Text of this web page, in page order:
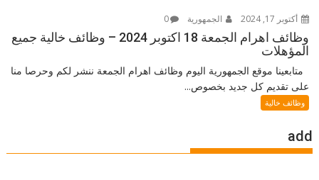
أكتوبر 17, 2024 الجمهورية 0
وظائف اهرام الجمعة 18 اكتوبر 2024 – وظائف خالية جميع
المؤهلات
متابعينا موقع الجمهورية اليوم وظائف اهرام الجمعة ننشر لكم وحرصا منا
على تقديم كل جديد بخصوص...
وظائف خالية
add